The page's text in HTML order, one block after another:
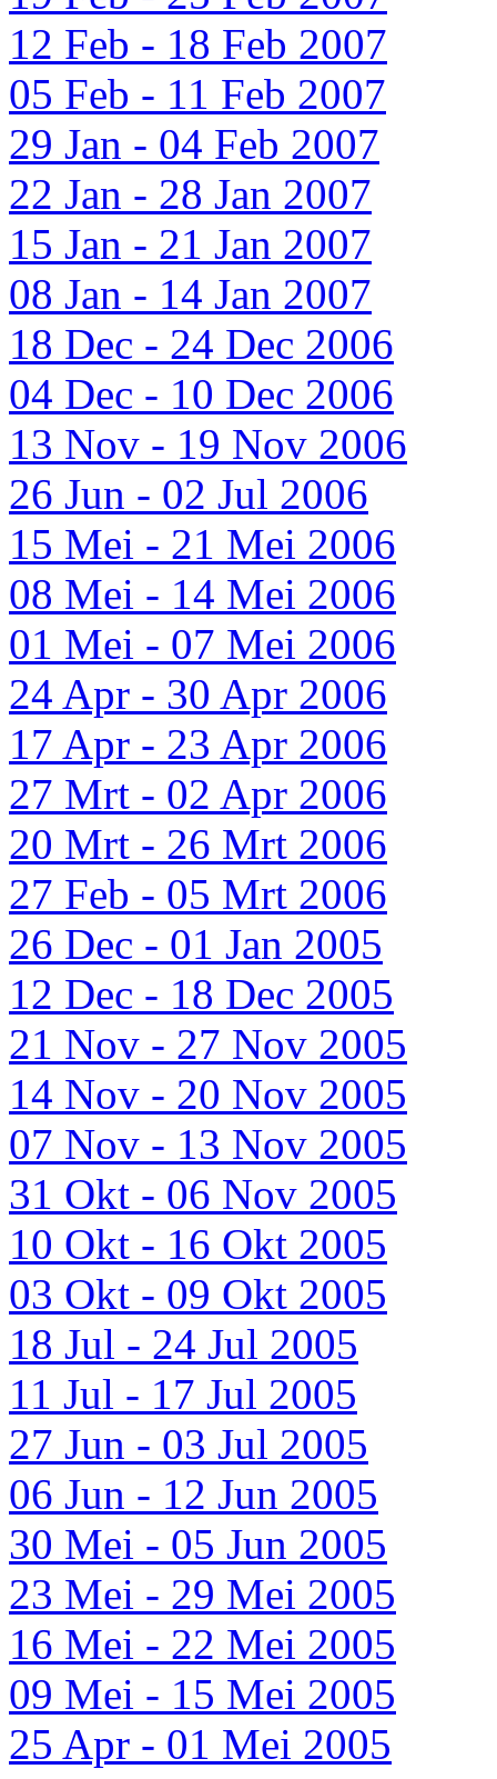
12 Feb - 18 Feb 2007
05 Feb - 11 Feb 2007
29 Jan - 04 Feb 2007
22 Jan - 28 Jan 2007
15 Jan - 21 Jan 2007
08 Jan - 14 Jan 2007
18 Dec - 24 Dec 2006
04 Dec - 10 Dec 2006
13 Nov - 19 Nov 2006
26 Jun - 02 Jul 2006
15 Mei - 21 Mei 2006
08 Mei - 14 Mei 2006
01 Mei - 07 Mei 2006
24 Apr - 30 Apr 2006
17 Apr - 23 Apr 2006
27 Mrt - 02 Apr 2006
20 Mrt - 26 Mrt 2006
27 Feb - 05 Mrt 2006
26 Dec - 01 Jan 2005
12 Dec - 18 Dec 2005
21 Nov - 27 Nov 2005
14 Nov - 20 Nov 2005
07 Nov - 13 Nov 2005
31 Okt - 06 Nov 2005
10 Okt - 16 Okt 2005
03 Okt - 09 Okt 2005
18 Jul - 24 Jul 2005
11 Jul - 17 Jul 2005
27 Jun - 03 Jul 2005
06 Jun - 12 Jun 2005
30 Mei - 05 Jun 2005
23 Mei - 29 Mei 2005
16 Mei - 22 Mei 2005
09 Mei - 15 Mei 2005
25 Apr - 01 Mei 2005